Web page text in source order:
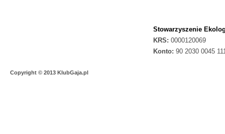
Stowarzyszenie
KRS: 0000120069
Konto: 90 2030 0045
Copyright © 2013 KlubGaja.pl